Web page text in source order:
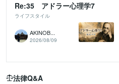
Re:35 アドラー心理学7
ライフスタイル
AKINOB...
2026/08/09
法律Q&A